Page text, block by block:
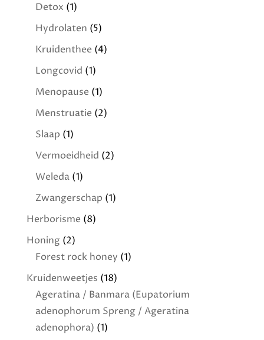
Detox (1)
Hydrolaten (5)
Kruidenthee (4)
Longcovid (1)
Menopause (1)
Menstruatie (2)
Slaap (1)
Vermoeidheid (2)
Weleda(1)
Zwangerschap (1)
Herborisme (8)
Honing(2)
Forest rock honey (1)
Kruidenweetjes (18)
Ageratina / Banmara (Eupatorium
adenophorum Spreng / Ageratina
adenophora) (1)